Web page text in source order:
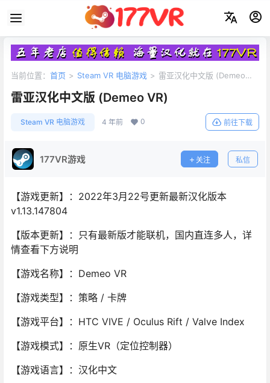
当前位置： 首页 > Steam VR 电脑游戏 > 雷亚汉化中文版 (Demeo
雷亚汉化中文版 (Demeo VR)
Steam VR 电脑游戏 4 年前 0 前往下载
177VR游戏 关注 私信
【游戏更新】：2022年3月22号更新最新汉化版本
v1.13.147804
【版本更新】：只有最新版才能联机，国内直连多人，详
情查看下方说明
【游戏名称】：Demeo VR
【游戏类型】：策略 / 卡牌
【游戏平台】：HTC VIVE / Oculus Rift / Valve Index
【游戏模式】：原生VR（定位控制器）
【游戏语言】：汉化中文